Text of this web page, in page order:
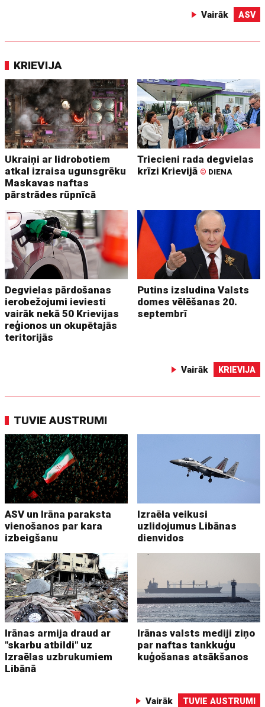
Vairāk ASV
KRIEVIJA
Ukraiņi ar lidrobotiem
atkal izraisa ugunsgrēku
Maskavas naftas
pārstrādes rūpnīcā
Triecieni rada degvielas
krīzi Krievijā © DIENA
Degvielas pārdošanas
ierobežojumi ieviesti
vairāk nekā 50 Krievijas
reģionos un okupētajās
teritorijās
Putins izsludina Valsts
domes vēlēšanas 20.
septembrī
Vairāk KRIEVIJA
TUVIE AUSTRUMI
ASV un Irāna paraksta
vienošanos par kara
izbeigšanu
Izraēla veikusi
uzlidojumus Libānas
dienvidos
Irānas armija draud ar
"skarbu atbildi" uz
Izraēlas uzbrukumiem
Libānā
Irānas valsts mediji ziņo
par naftas tankkuģu
kuģošanas atsākšanos
Vairāk TUVIE AUSTRUMI